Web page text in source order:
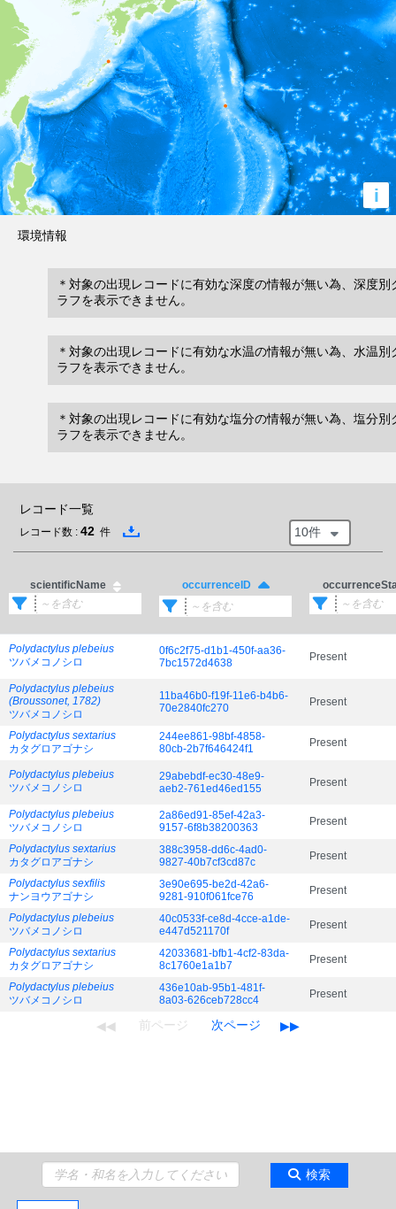
i
環境情報
＊対象の出現レコードに有効な深度の情報が無い為、深度別
ラフを表示できません。
＊対象の出現レコードに有効な水温の情報が無い為、水温別
ラフを表示できません。
＊対象の出現レコードに有効な塩分の情報が無い為、塩分別
ラフを表示できません。
レコード一覧
レコード数 : 42 件 10件
scientificName occurrenceID
Polydactylus plebeius
ツバメコノシロ
0f6c2f75-d1b1-450f-aa36-
7bc1572d4638
Present
Polydactylus plebeius
(Broussonet, 1782)
ツバメコノシロ
11ba46b0-f19f-11e6-b4b6-
70e2840fc270
Present
Polydactylus sextarius
カタグロアゴナシ
244ee861-98bf-4858-
80cb-2b7f646424f1
Present
Polydactylus plebeius
ツバメコノシロ
29abebdf-ec30-48e9-
aeb2-761ed46ed155
Present
Polydactylus plebeius
ツバメコノシロ
2a86ed91-85ef-42a3-
9157-6f8b38200363
Present
Polydactylus sextarius
カタグロアゴナシ
388c3958-dd6c-4ad0-
9827-40b7cf3cd87c
Present
Polydactylus sexfilis
ナンヨウアゴナシ
3e90e695-be2d-42a6-
9281-910f061fce76
Present
Polydactylus plebeius
ツバメコノシロ
40c0533f-ce8d-4cce-a1de-
e447d521170f
Present
Polydactylus sextarius
カタグロアゴナシ
42033681-bfb1-4cf2-83da-
8c1760e1a1b7
Present
Polydactylus plebeius
ツバメコノシロ
436e10ab-95b1-481f-
8a03-626ceb728cc4
Present
検索